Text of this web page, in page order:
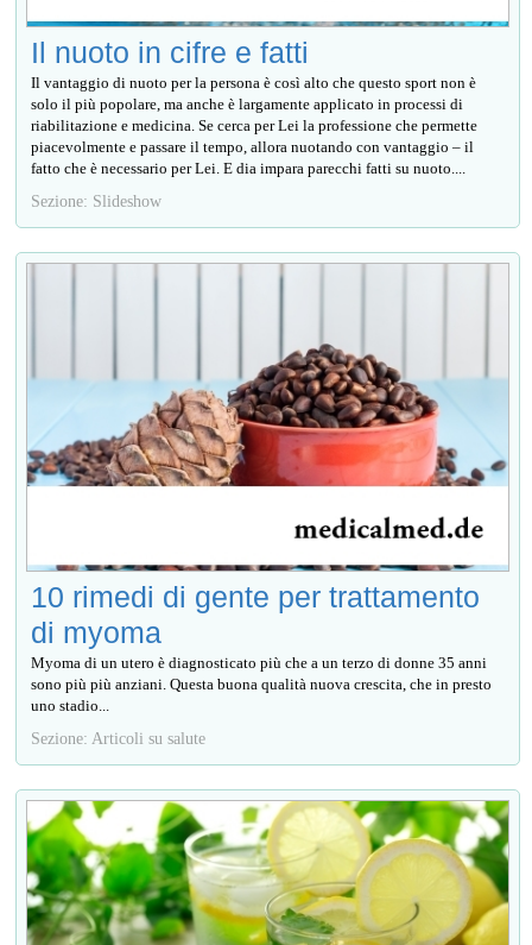
Il nuoto in cifre e fatti
Il vantaggio di nuoto per la persona è così alto che questo sport non è
solo il più popolare, ma anche è largamente applicato in processi di
riabilitazione e medicina. Se cerca per Lei la professione che permette
piacevolmente e passare il tempo, allora nuotando con vantaggio – il
fatto che è necessario per Lei. E dia impara parecchi fatti su nuoto....
Sezione: Slideshow
10 rimedi di gente per trattamento
di myoma
Myoma di un utero è diagnosticato più che a un terzo di donne 35 anni
sono più più anziani. Questa buona qualità nuova crescita, che in presto
uno stadio...
Sezione: Articoli su salute